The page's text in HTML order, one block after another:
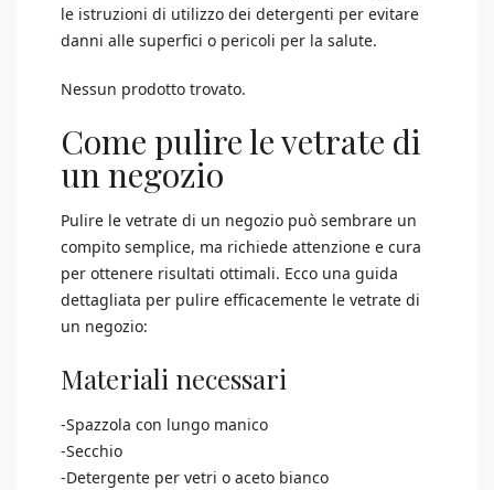
le istruzioni di utilizzo dei detergenti per evitare
danni alle superfici o pericoli per la salute.
Nessun prodotto trovato.
Come pulire le vetrate di
un negozio
Pulire le vetrate di un negozio può sembrare un
compito semplice, ma richiede attenzione e cura
per ottenere risultati ottimali. Ecco una guida
dettagliata per pulire efficacemente le vetrate di
un negozio:
Materiali necessari
-Spazzola con lungo manico
-Secchio
-Detergente per vetri o aceto bianco